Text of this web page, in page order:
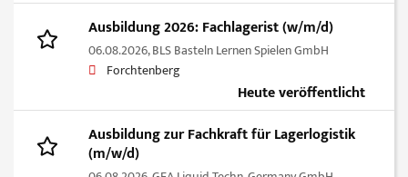
Ausbildung 2026: Fachlagerist (w/m/d)
06.08.2026,BLS Basteln Lernen Spielen GmbH
Forchtenberg
Heute veröffentlicht
Ausbildung zur Fachkraft für Lagerlogistik
(m/w/d)